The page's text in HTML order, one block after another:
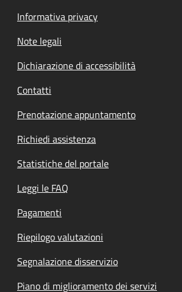
Informativa privacy
Note legali
Dichiarazione di accessibilità
Contatti
Prenotazione appuntamento
Richiedi assistenza
Statistiche del portale
Leggi le FAQ
Pagamenti
Riepilogo valutazioni
Segnalazione disservizio
Piano di miglioramento dei servizi